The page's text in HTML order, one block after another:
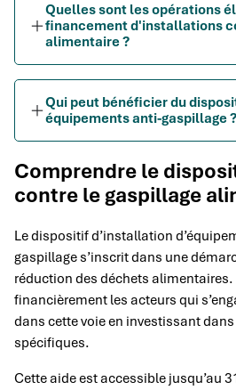
Quelles sont les opérations
financement d'installations
alimentaire ?
Qui peut bénéficier du
équipements anti-gaspillage ?
Comprendre le
contre le gaspillage
Le dispositif d’installation
gaspillage s’inscrit dans une
réduction des déchets alimentaires.
financièrement les acteurs qui
dans cette voie en investissant
spécifiques.
Cette aide est accessible jusqu’au